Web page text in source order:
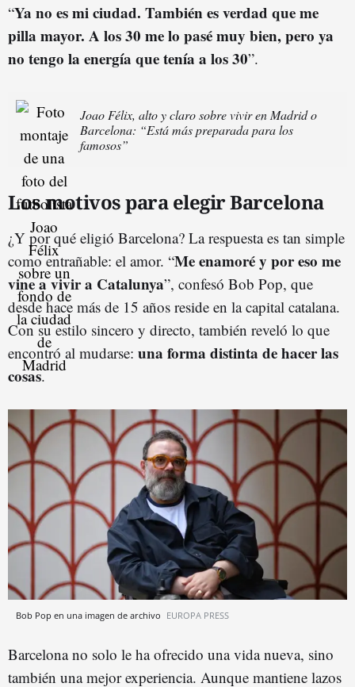
“Ya no es mi ciudad. También es verdad que me
pilla mayor. A los 30 me lo pasé muy bien, pero ya
no tengo la energía que tenía a los 30”.
Joao Félix, alto y claro sobre vivir en Madrid o
Barcelona: “Está más preparada para los
famosos”
Los motivos para elegir Barcelona
¿Y por qué eligió Barcelona? La respuesta es tan simple
como entrañable: el amor. “Me enamoré y por eso me
vine a vivir a Catalunya”, confesó Bob Pop, que
desde hace más de 15 años reside en la capital catalana.
Con su estilo sincero y directo, también reveló lo que
encontró al mudarse: una forma distinta de hacer las
cosas.
Bob Pop en una imagen de archivo EUROPA PRESS
Barcelona no solo le ha ofrecido una vida nueva, sino
también una mejor experiencia. Aunque mantiene lazos